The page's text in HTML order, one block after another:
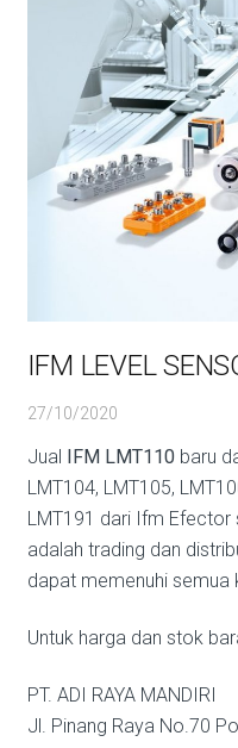
IFM LEVEL
27/10/2020
Jual IFM LMT110baru
LMT104, LMT105,
LMT191 dari Ifm Efector
adalah trading dan
dapat memenuhi semua
Untuk harga dan stok
PT. ADI RAYA MANDIRI
Jl. Pinang Raya No.70